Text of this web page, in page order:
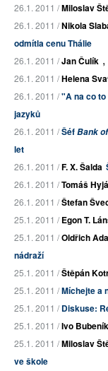
26.1. 2011 /Miloslav
26.1. 2011 /Nikola
odmítla cenu Thálie
26.1. 2011 /Jan Čulík ,
26.1. 2011 /Helena
26.1. 2011 /"A na co
jazyků
26.1. 2011 /ŠéfBank
let
26.1. 2011 /F. X. Šalda
26.1. 2011 /Tomáš
26.1. 2011 /Štefan
25.1. 2011 /Egon T.
25.1. 2011 /Oldřich
nádraží
25.1. 2011 /Štěpán
25.1. 2011 /Míchejte a
25.1. 2011 /Diskuse:
25.1. 2011 /Ivo Bubeník
25.1. 2011 /Miloslav
ve škole